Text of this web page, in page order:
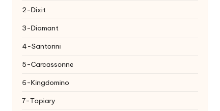
2-Dixit
3-Diamant
4-Santorini
5-Carcassonne
6-Kingdomino
7-Topiary